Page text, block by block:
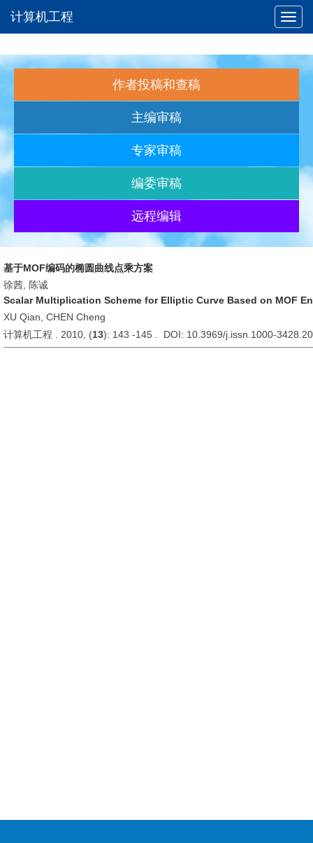
计算机工程
作者投稿和查稿
主编审稿
专家审稿
编委审稿
远程编辑
基于MOF编码的椭圆曲线点乘方案
徐茜, 陈诚
Scalar Multiplication Scheme for Elliptic Curve Based on MOF
XU Qian, CHEN Cheng
计算机工程 . 2010, (13): 143 -145 . DOI: 10.3969/j.issn.1000-